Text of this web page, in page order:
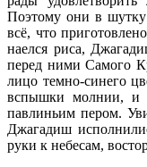
Поэтому они в шутку
всё, что
наелся риса,
перед ними Самого
лицо темно-синего
вспышки молнии, и
павлиньим пером.
Джагадиш
руки к небесам,